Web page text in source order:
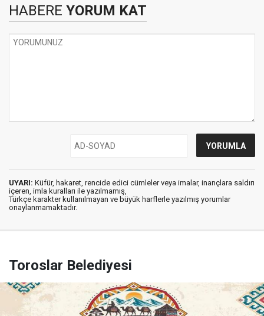
HABERE YORUM KAT
UYARI: Küfür, hakaret, rencide edici cümleler veya imalar, inançlara saldırı
içeren, imla kuralları ile yazılmamış,
Türkçe karakter kullanılmayan ve büyük harflerle yazılmış yorumlar
onaylanmamaktadır.
Toroslar Belediyesi